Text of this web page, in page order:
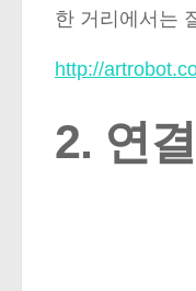
한 거리에서는
http://
2. 연